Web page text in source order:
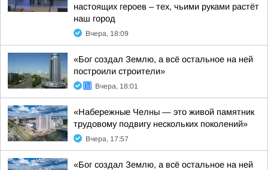
настоящих героев – тех, чьими руками растёт
наш город
Вчера, 18:09
«Бог создал Землю, а всё остальное на ней
построили строители»
Вчера, 18:01
«Набережные Челны — это живой памятник
трудовому подвигу нескольких поколений»
Вчера, 17:57
«Бог создал Землю, а всё остальное на ней